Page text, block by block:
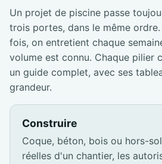
Un projet de piscine passe
trois portes, dans le même
fois, on entretient chaque
volume est connu. Chaque pilier
un guide complet, avec ses
grandeur.
Construire
Coque, béton, bois ou hors-
réelles d'un chantier, les